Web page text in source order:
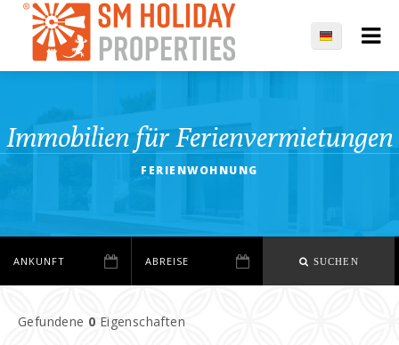
Immobilien für Ferienvermietungen
FERIENWOHNUNG
SUCHEN
Gefundene 0 Eigenschaften